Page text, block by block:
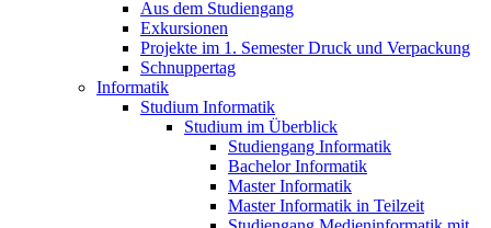
Aus dem Studiengang
Exkursionen
Projekte im 1. Semester Druck und Verpackung
Schnuppertag
Informatik
Studium Informatik
Studium im Überblick
Studiengang Informatik
Bachelor Informatik
Master Informatik
Master Informatik in Teilzeit